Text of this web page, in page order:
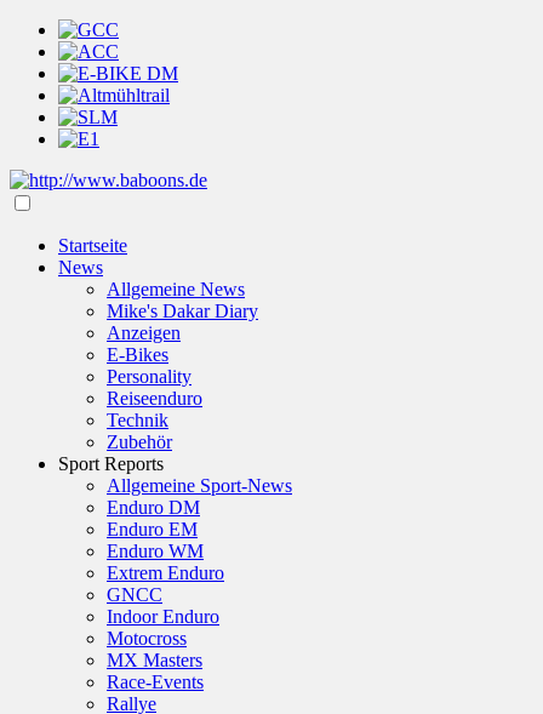
Startseite
News
Allgemeine News
Mike's Dakar Diary
Anzeigen
E-Bikes
Personality
Reiseenduro
Technik
Zubehör
Sport Reports
Allgemeine Sport-News
Enduro DM
Enduro EM
Enduro WM
Extrem Enduro
GNCC
Indoor Enduro
Motocross
MX Masters
Race-Events
Rallye